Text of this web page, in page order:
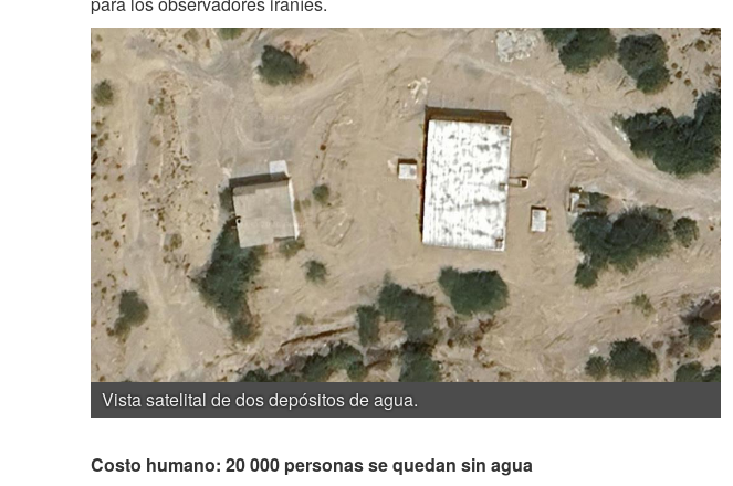
Vista satelital de dos depósitos de agua.
Costo humano: 20 000 personas se quedan sin agua